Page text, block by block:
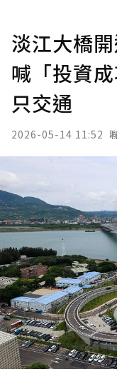
淡江大橋
喊「投資
只交通
2026-05-14 11:52